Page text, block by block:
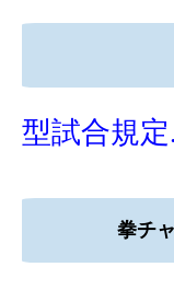
型試合規
拳チ